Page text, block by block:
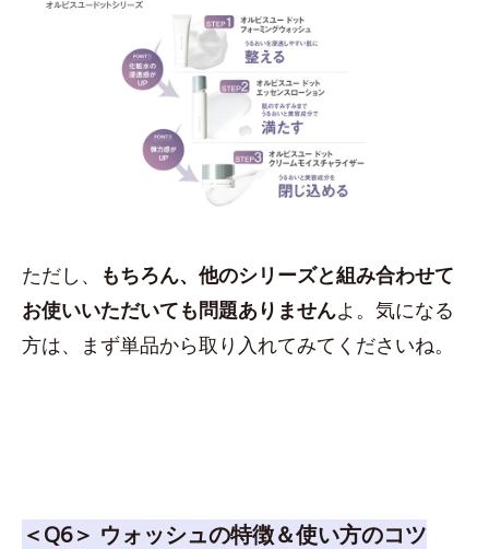
ただし、
もちろん、他のシリーズと組み合わせて
お使いいただいても問題ありませんよ。気になる
方は、まず単品から取り入れてみてくださいね。
＜Q6＞ ウォッシュの特徴＆使い方のコツ